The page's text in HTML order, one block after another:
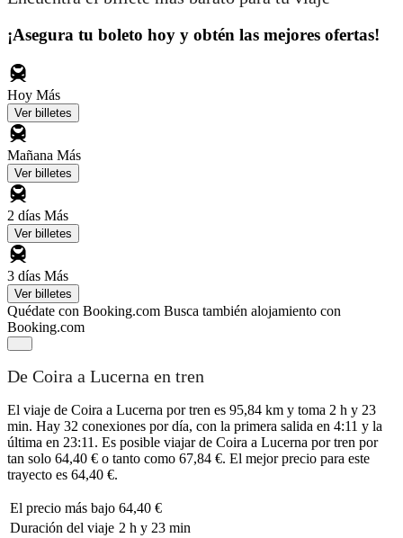
¡Asegura tu boleto hoy y obtén las mejores ofertas!
Hoy Más
Ver billetes
Mañana Más
Ver billetes
2 días Más
Ver billetes
3 días Más
Ver billetes
Quédate con Booking.com Busca también alojamiento con
Booking.com
De Coira a Lucerna en tren
El viaje de Coira a Lucerna por tren es 95,84 km y toma 2 h y 23
min. Hay 32 conexiones por día, con la primera salida en 4:11 y la
última en 23:11. Es posible viajar de Coira a Lucerna por tren por
tan solo 64,40 € o tanto como 67,84 €. El mejor precio para este
trayecto es 64,40 €.
El precio más bajo 64,40 €
Duración del viaje 2 h y 23 min